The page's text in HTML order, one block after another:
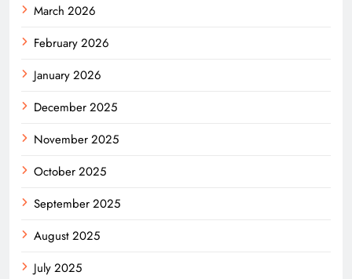
March 2026
February 2026
January 2026
December 2025
November 2025
October 2025
September 2025
August 2025
July 2025